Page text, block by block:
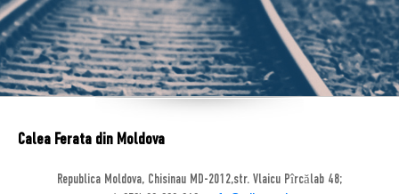
Calea Ferata din Moldova
Republica Moldova, Chisinau MD-2012,str. Vlaicu Pîrcălab 48;